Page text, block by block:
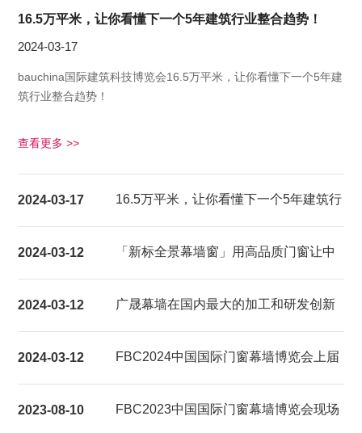
16.5万平米，让你看懂下一个5年建筑行业整合趋势！
2024-03-17
bauchina国际建筑科技博览会16.5万平米，让你看懂下一个5年建
筑行业整合趋势！
查看更多 >>
2024-03-17 16.5万平米，让你看懂下一个5年建筑行
2024-03-12
「新标全景幕墙窗」用高品质门窗让中
验
2024-03-12 广晟幕墙在国内最大的加工和研发创新
2024-03-12
FBC2024中国国际门窗幕墙博览会上届
2023-08-10
FBC2023中国国际门窗幕墙博览会现场